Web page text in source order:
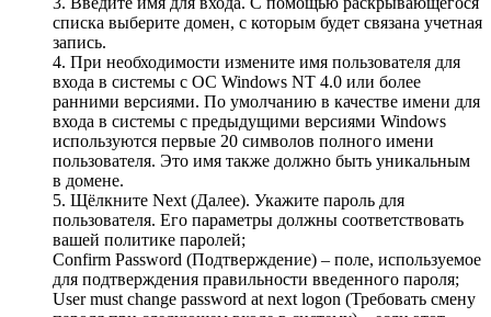
списка выберите домен, с которым будет связана учетная
запись.
4. При необходимости измените имя пользователя для
входа в системы с ОС Windows NT 4.0 или более
ранними версиями. По умолчанию в качестве имени для
входа в системы с предыдущими версиями Windows
используются первые 20 символов полного имени
пользователя. Это имя также должно быть уникальным
в домене.
5. Щёлкните Next (Далее). Укажите пароль для
пользователя. Его параметры должны соответствовать
вашей политике паролей;
Confirm Password (Подтверждение) – поле, используемое
для подтверждения правильности введенного пароля;
User must change password at next logon (Требовать смену